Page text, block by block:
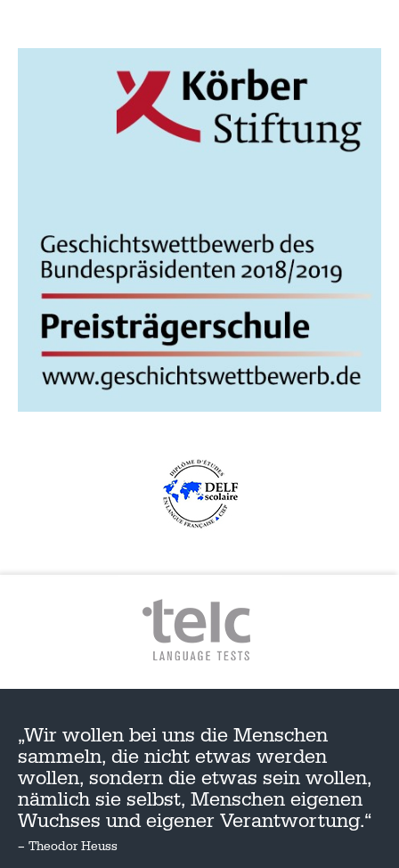
„Wir wollen bei uns die Menschen
sammeln, die nicht etwas werden
wollen, sondern die etwas sein wollen,
nämlich sie selbst, Menschen eigenen
Wuchses und eigener Verantwortung.“
– Theodor Heuss